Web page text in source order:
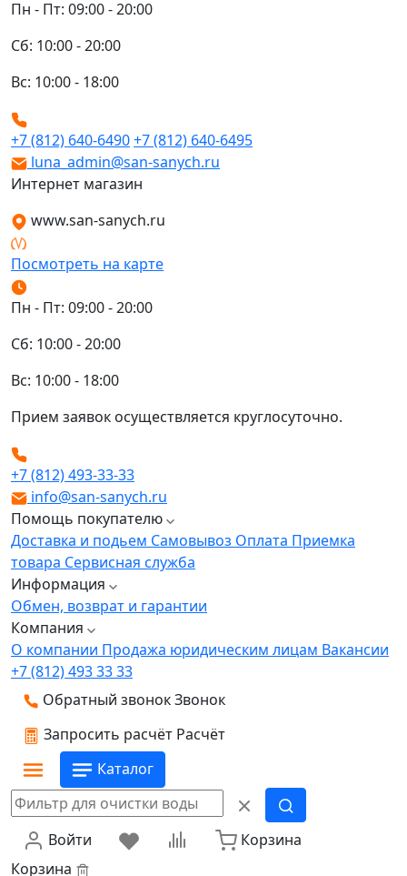
Пн - Пт: 09:00 - 20:00
Сб: 10:00 - 20:00
Вс: 10:00 - 18:00
+7 (812) 640-6490+7 (812) 640-6495
luna_admin@san-sanych.ru
Интернет магазин
www.san-sanych.ru
Посмотреть на карте
Пн - Пт: 09:00 - 20:00
Сб: 10:00 - 20:00
Вс: 10:00 - 18:00
Прием заявок осуществляется круглосуточно.
+7 (812) 493-33-33
info@san-sanych.ru
Помощь покупателю
Доставка и подьем Самовывоз Оплата Приемка
товара Сервисная служба
Информация
Обмен, возврат и гарантии
Компания
О компании Продажа юридическим лицам Вакансии
+7 (812) 493 33 33
Обратный звонокЗвонок
Запросить расчёт Расчёт
Каталог
Войти
Корзина
Корзина